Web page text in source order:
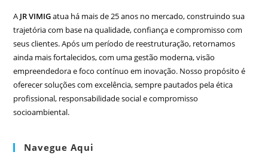
A JR VIMIGatua há mais de 25 anos no mercado, construindo sua
trajetória com base na qualidade, confiança e compromisso com
seus clientes. Após um período de reestruturação, retornamos
ainda mais fortalecidos, com uma gestão moderna, visão
empreendedora e foco contínuo em inovação. Nosso propósito é
oferecer soluções com excelência, sempre pautados pela ética
profissional, responsabilidade social e compromisso
socioambiental.
Navegue Aqui